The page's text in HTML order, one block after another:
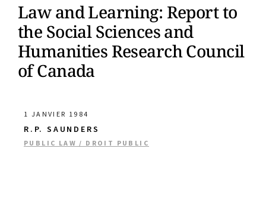
Law and Learning: Report to
the Social Sciences and
Humanities Research Council
of Canada
1 JANVIER 1984
R.P. SAUNDERS
PUBLIC LAW / DROIT PUBLIC